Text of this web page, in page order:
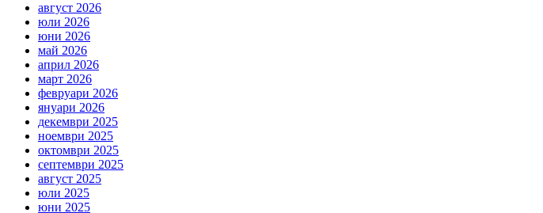
август 2026
юли 2026
юни 2026
май 2026
април 2026
март 2026
февруари 2026
януари 2026
декември 2025
ноември 2025
октомври 2025
септември 2025
август 2025
юли 2025
юни 2025